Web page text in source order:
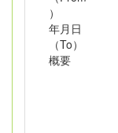
）
年月日
（To）
概要